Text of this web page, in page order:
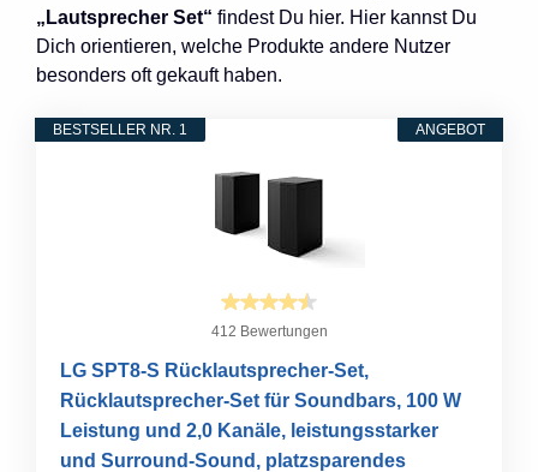
„Lautsprecher Set“ findest Du hier. Hier kannst Du
Dich orientieren, welche Produkte andere Nutzer
besonders oft gekauft haben.
ANGEBOT
BESTSELLER NR. 1
412 Bewertungen
LG SPT8-S Rücklautsprecher-Set,
Rücklautsprecher-Set für Soundbars, 100 W
Leistung und 2,0 Kanäle, leistungsstarker
und Surround-Sound, platzsparendes